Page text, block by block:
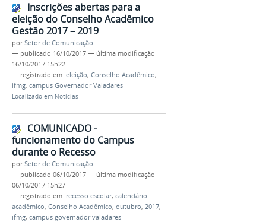
Inscrições abertas para a
eleição do Conselho Acadêmico
Gestão 2017 – 2019
porSetor de Comunicação
— publicado 16/10/2017 — última modificação
16/10/2017 15h22
— registrado em: eleição, Conselho Acadêmico,
ifmg, campus Governador Valadares
Localizado em Notícias
COMUNICADO -
funcionamento do Campus
durante o Recesso
porSetor de Comunicação
— publicado 06/10/2017 — última modificação
06/10/2017 15h27
— registrado em: recesso escolar, calendário
acadêmico, Conselho Acadêmico, outubro, 2017,
ifmg, campus governador valadares